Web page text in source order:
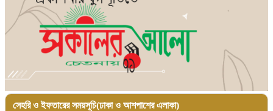
সেহরি ও ইফতারের সময়সূচি(ঢাকা ও আশপাশের এলাকা)